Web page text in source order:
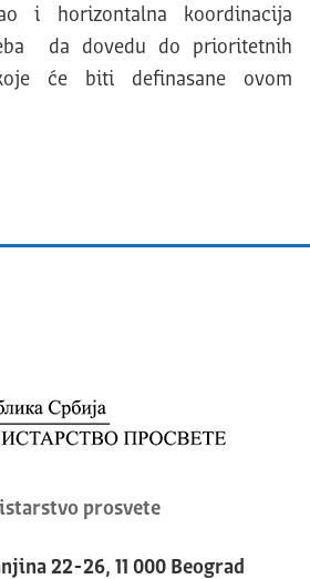
i horizontalna koordinacija
da dovedu do prioritetnih
će biti definasane ovom
prosvete
22-26, 11 000 Beograd